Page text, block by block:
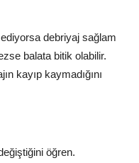
debriyaj sağlam
balata bitik olabilir.
kayıp kaymadığını
öğren.